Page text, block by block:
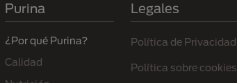
Purina
¿Por qué Purina?
Calidad
Legales
Política de Privacidad
Política sobre cookies